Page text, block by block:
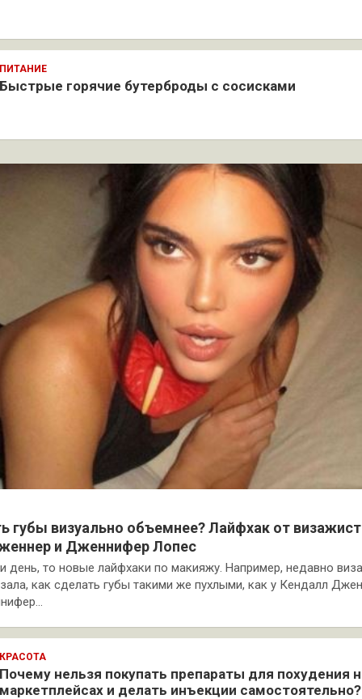
ПИТАНИЕ
Быстрые горячие бутерброды с сосисками
губы визуально объемнее? Лайфхак от
и Дженнифер Лопес
день, то новые лайфхаки по макияжу. Например, недавно
как сделать губы такими же пухлыми, как у Кендалл
КРАСОТА
Почему нельзя покупать препараты для похудения
маркетплейсах и делать инъекции самостоятельно?